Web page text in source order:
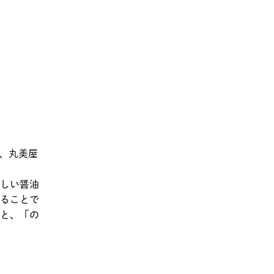
丸美屋
い醤油
ことで
、「の